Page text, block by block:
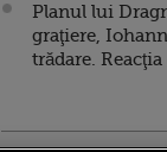
Planul lui
graţiere,
trădare.